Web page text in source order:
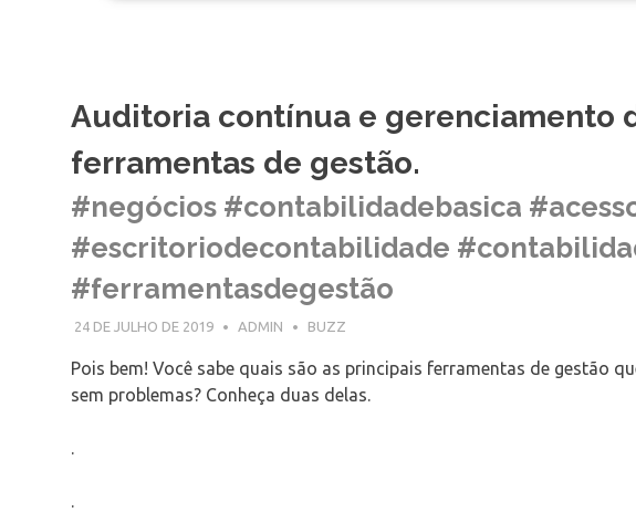
Auditoria contínua e gerenciamento
ferramentas de gestão.
#negócios #contabilidadebasica
#escritoriodecontabilidade
#ferramentasdegestão
24 DE JULHO DE 2019 ADMIN BUZZ
Pois bem! Você sabe quais são as principais ferramentas de gestão
sem problemas? Conheça duas delas.
.
.